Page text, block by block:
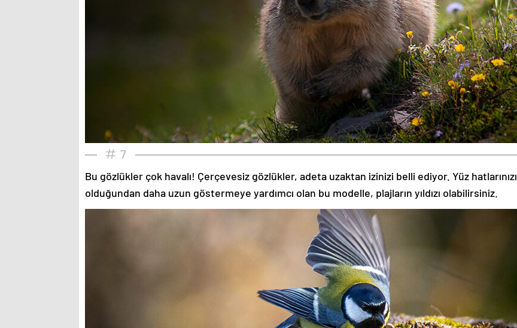
7
Bu gözlükler çok havalı! Çerçevesiz gözlükler, adeta uzaktan izinizi belli ediyor. Yüz hatlarınızı
olduğundan daha uzun göstermeye yardımcı olan bu modelle, plajların yıldızı olabilirsiniz.